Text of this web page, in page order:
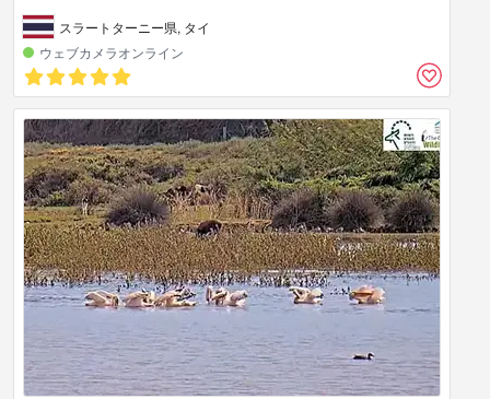
スラートターニー県, タイ
ウェブカメラオンライン